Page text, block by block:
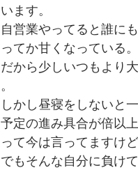
います。
自営業やってると誰に
ってか甘くなっている。
だから少しいつもより
。
しかし昼寝をしないと
予定の進み具合が倍以
って今は言ってますけ
でもそんな自分に負け